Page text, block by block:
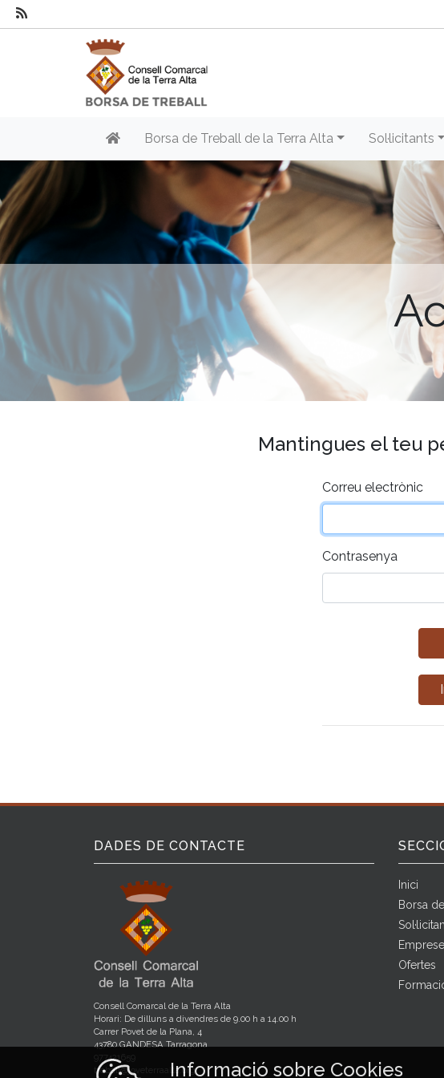
Borsa de Treball de la Terra Alta Sol·licitants
Mantingues el teu
Correu electrònic
Contrasenya
DADES DE CONTACTE
Consell Comarcal de la Terra Alta
Horari: De dilluns a divendres de 9.00 h a 14.00 h
Carrer Povet de la Plana, 4
43780 GANDESA Tarragona
977421659
treball@joveterraalta.org
Inici
Borsa
Ofertes
Informació sobre Cookies